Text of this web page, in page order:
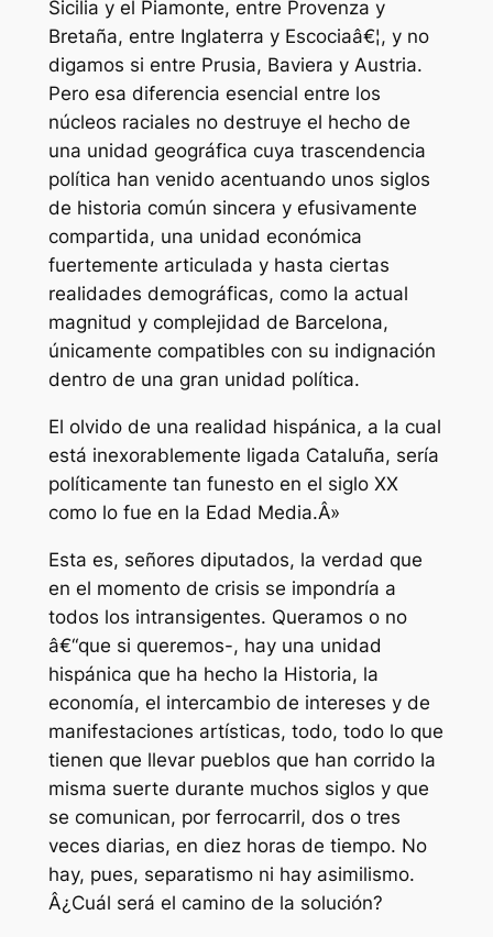
Sicilia y el Piamonte, entre Provenza y
Bretaña, entre Inglaterra y Escociaâ€¦, y no
digamos si entre Prusia, Baviera y Austria.
Pero esa diferencia esencial entre los
núcleos raciales no destruye el hecho de
una unidad geográfica cuya trascendencia
política han venido acentuando unos siglos
de historia común sincera y efusivamente
compartida, una unidad económica
fuertemente articulada y hasta ciertas
realidades demográficas, como la actual
magnitud y complejidad de Barcelona,
únicamente compatibles con su indignación
dentro de una gran unidad política.
El olvido de una realidad hispánica, a la cual
está inexorablemente ligada Cataluña, sería
políticamente tan funesto en el siglo XX
como lo fue en la Edad Media.Â»
Esta es, señores diputados, la verdad que
en el momento de crisis se impondría a
todos los intransigentes. Queramos o no
â€“que si queremos-, hay una unidad
hispánica que ha hecho la Historia, la
economía, el intercambio de intereses y de
manifestaciones artísticas, todo, todo lo que
tienen que llevar pueblos que han corrido la
misma suerte durante muchos siglos y que
se comunican, por ferrocarril, dos o tres
veces diarias, en diez horas de tiempo. No
hay, pues, separatismo ni hay asimilismo.
Â¿Cuál será el camino de la solución?